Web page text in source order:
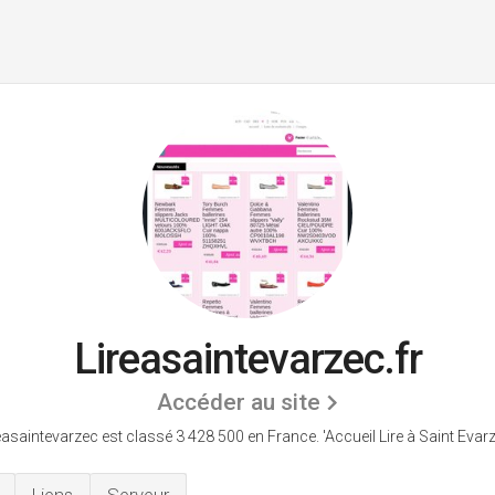
Lireasaintevarzec.fr
Accéder au site
est classé 3 428 500 en France. 'Accueil Lire à Saint